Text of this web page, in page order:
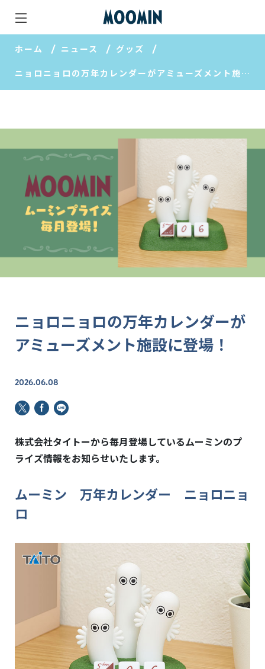
ホーム ニュース グッズ
ニョロニョロの万年カレンダーがアミューズメント施設に登場！
ニョロニョロの万年カレンダーが
アミューズメント施設に登場！
2026.06.08
株式会社タイトーから毎月登場しているムーミンのプ
ライズ情報をお知らせいたします。
ムーミン 万年カレンダー ニョロニョ
ロ